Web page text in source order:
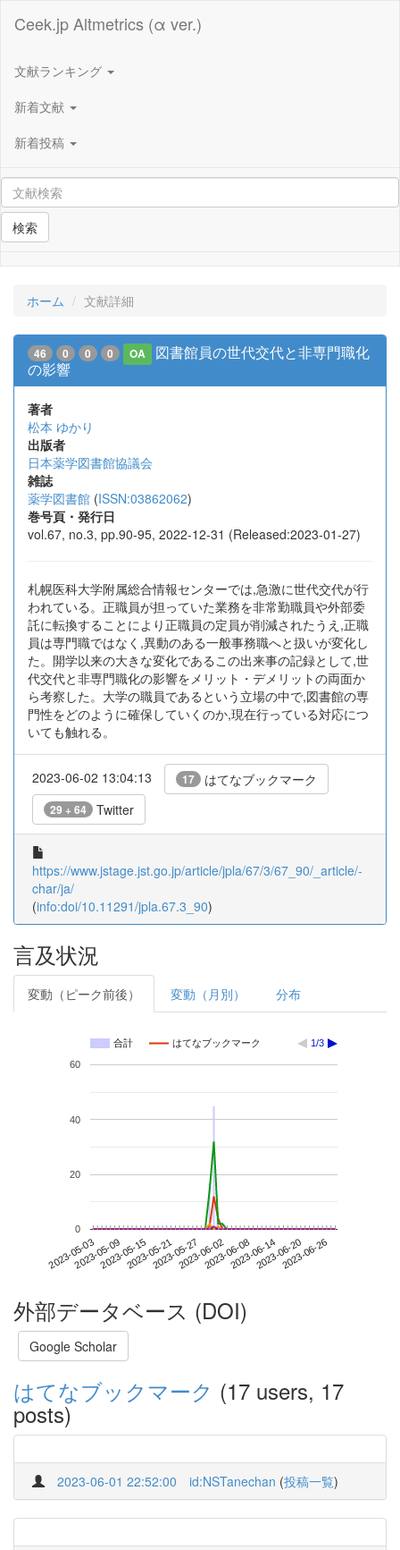
Ceek.jp Altmetrics (α ver.)
文献ランキング
新着文献
新着投稿
検索
ホーム 文献詳細
46 0 0 0 OA
図書館員の世代交代と非専門職化
の影響
著者
松本 ゆかり
出版者
日本薬学図書館協議会
雑誌
薬学図書館 (ISSN:03862062)
巻号頁・発行日
vol.67, no.3, pp.90-95, 2022-12-31 (Released:2023-01-27)
札幌医科大学附属総合情報センターでは,急激に世代交代が行
われている。正職員が担っていた業務を非常勤職員や外部委
託に転換することにより正職員の定員が削減されたうえ,正職
員は専門職ではなく,異動のある一般事務職へと扱いが変化し
た。開学以来の大きな変化であるこの出来事の記録として,世
代交代と非専門職化の影響をメリット・デメリットの両面か
ら考察した。大学の職員であるという立場の中で,図書館の専
門性をどのように確保していくのか,現在行っている対応につ
いても触れる。
2023-06-02 13:04:13 17 はてなブックマーク
29 + 64 Twitter
https://www.jstage.jst.go.jp/article/jpla/67/3/67_90/_article/-
char/ja/
(info:doi/10.11291/jpla.67.3_90)
言及状況
変動（ピーク前後） 変動（月別） 分布
合計 はてなブックマーク 1/3
2023-05-032023-05-092023-05-152023-05-212023-05-272023-06-022023-06-082023-06-142023-06-202023-06-26
0
20
40
60
外部データベース (DOI)
Google Scholar
はてなブックマーク (17 users, 17
posts)
2023-06-01 22:52:00 id:NSTanechan (投稿一覧)